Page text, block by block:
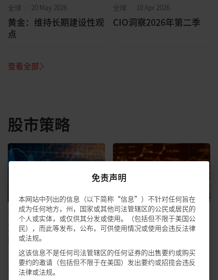
全球 • 20 May 2026
黄金：维持长期建设性观
点
全球 • 10 Apr 2026
CIO洞察2026年第二季
查看全部
股市策略
全球•23 Dec 2024
如何在利率波动时期优化
组合以平衡风险和收益？
全球•2 Dec 2024
日元升值，套利交易平仓
查看全部
免责声明
本网站中列出的信息（以下简称“信息”）不针对任何旨在
成为任何地方，州，国家或其他司法管辖区的公民或居民的
个人或实体，或仅供其分发或使用。（包括但不限于美国公
民），而此等发布，公布，可供使用情况或使用会违反法律
或法规。
这该信息不是任何司法管辖区的任何证券的出售要约或购买
要约的邀请（包括但不限于在美国）发出要约或招揽会违反
法律或法规。